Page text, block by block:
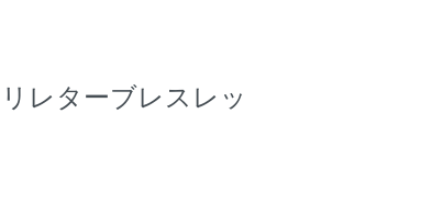
レターブレスレッ